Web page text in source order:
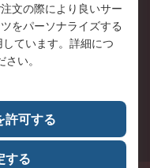
情報
ポレートサイト
歴史
について
文の際により良いサー
をパーソナライズする
ています。詳細につ
い。
可する
する